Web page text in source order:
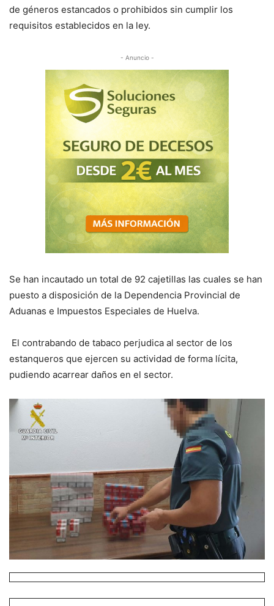
de géneros estancados o prohibidos sin cumplir los
requisitos establecidos en la ley.
- Anuncio -
Se han incautado un total de 92 cajetillas las cuales se han
puesto a disposición de la Dependencia Provincial de
Aduanas e Impuestos Especiales de Huelva.
El contrabando de tabaco perjudica al sector de los
estanqueros que ejercen su actividad de forma lícita,
pudiendo acarrear daños en el sector.